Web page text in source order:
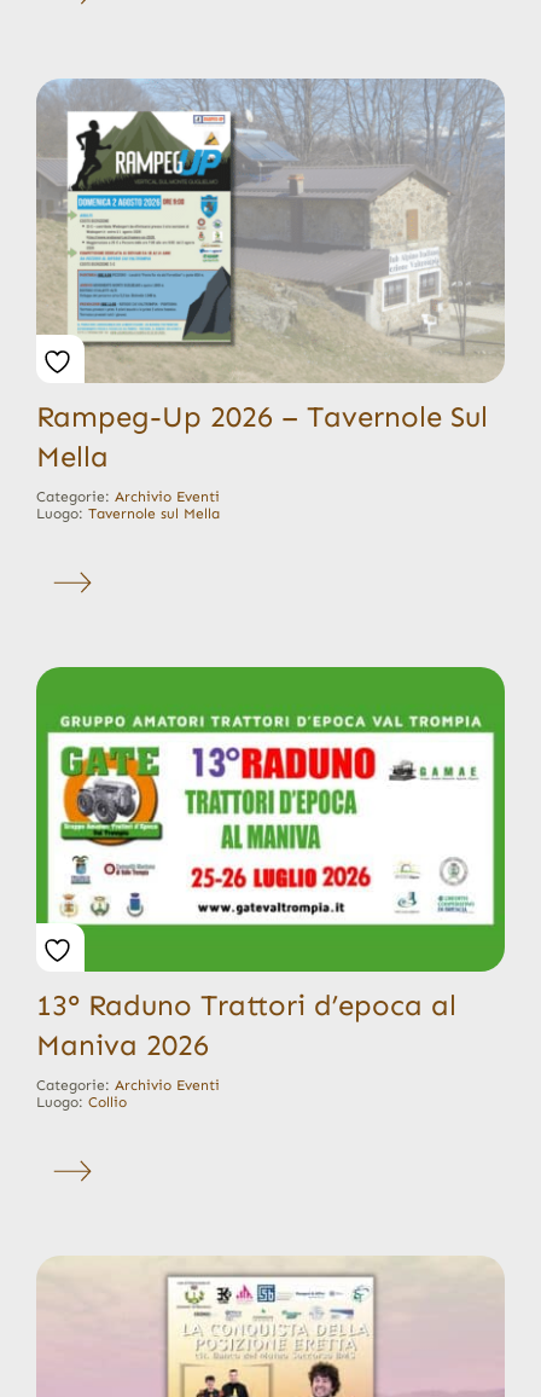
Rampeg-Up 2026 – Tavernole Sul
Mella
Categorie: Archivio Eventi
Luogo: Tavernole sul Mella
13° Raduno Trattori d’epoca al
Maniva 2026
Categorie: Archivio Eventi
Luogo: Collio